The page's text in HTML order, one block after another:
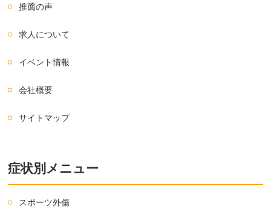
推薦の声
求人について
イベント情報
会社概要
サイトマップ
症状別メニュー
スポーツ外傷